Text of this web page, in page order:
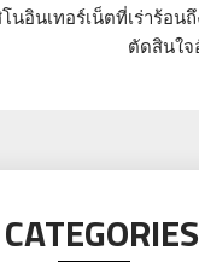
นอินเทอร์เน็ตที่เร่าร้อน
ตัดสินใ
CATEGORIES